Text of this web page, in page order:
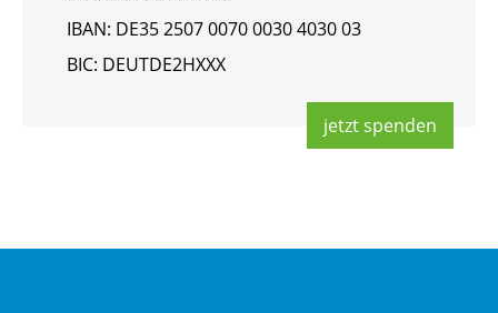
IBAN: DE35 2507 0070 0030 4030 03
BIC: DEUT­DE2HXXX
jetzt spen­den